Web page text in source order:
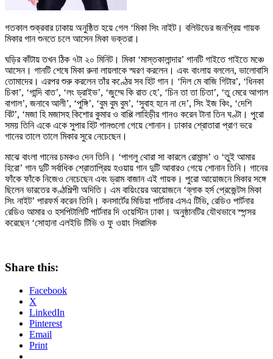
গতকাল শুক্রবার ঢাকায় অনুষ্ঠিত হয়ে গেল ‘মিকা সিং নাইট। বলিউডের জনপ্রিয় গায়ক
মিকার গান শুনতে চলে আসেন মিকা ভক্তরা।
ঘড়ির কাঁটায় তখন ঠিক ৭টা ২০ মিনিট। মিকা ‘মাস্তকালান্দার’ গানটি গাইতে গাইতে মঞ্চে
আসেন। গানটি শেষে মিকা রুনা লায়লাকে স্মরণ করলেন। এবং বাংলায় বললেন, ভালোবাসি
তোমাদের। এরপর শুরু করলেন তাঁর কণ্ঠের সব হিট গান। ‘দিল মে বাজি গিটার’, ‘ধিনকা
চিকা’, ‘গান্দি বাত’, ‘লং ড্রাইভ’, ‘জুম্মে কি রাত হে’, ‘চিন তা তা চিতা’, ‘তু মেরে আগাল
বাগাল’, জনাবে আলী’, ‘পুঙ্গি’, ‘বুম বুম বুম’, ‘সুবাহ হনে না দে’, সিং ইজ কিং, ‘দেশি
বিট’, ‘মজা হি মজাসহ কিশোর কুমার ও বাপ্পি লাহিড়ীর গানও করেন টানা তিন ঘণ্টা। পুরো
সময় তিনি একে একে সুপার হিট গানগুলো গেয়ে শোনান। ঢাকার শ্রোতারা প্রাণ ভরে
গানের তালে তালে মিকার সুরে নেচেছেন।
মাঝে বাংলা গানের চমকও দেন তিনি। ‘পাগলু থোরা সা কারলে রোমান্স’ ও ‘তুই আমার
হিরো’ গান দুটি সর্বাধিক শ্রোতাপ্রিয় হওয়ায় গান দুটি আবারও গেয়ে শোনান তিনি। গানের
ফাঁকে ফাঁকে নিজেও নেচেছেন এবং ড্রাম বাজান এই গায়ক। পুরো আয়োজনে মিকার সঙ্গে
ছিলেন ভারতের কণ্ঠশিল্পী অদিতি। এম বায়িংয়ের আয়োজনে ‘ব্লাক হর্স প্রেজেন্টস মিকা
সিং নাইট’ পারফর্ম করেন তিনি। কনসার্টের মিডিয়া পার্টনার এসএ টিভি, রেডিও পার্টনার
রেডিও আমার ও হসপিটালিটি পার্টনার দি ওয়েস্টিন ঢাকা। অনুষ্ঠানটির যৌথভাবে স্পন্সর
করেছেন ‘সোহানা এলইডি টিভি ও ফু ওয়াং সিরামিক
Share this:
Facebook
X
LinkedIn
Pinterest
Email
Print